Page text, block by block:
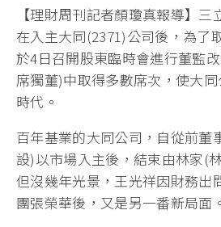
【理財周刊記者顏瓊真報導】
在入主大同(2371)公司後，為了
於4日召開股東臨時會進行董監
席獨董)中取得多數席次，使大
時代。
百年基業的大同公司，自從前董
設)以市場入主後，結束由林家(
但沒幾年光景，王光祥因財務出
團張榮華後，又是另一番新局面。